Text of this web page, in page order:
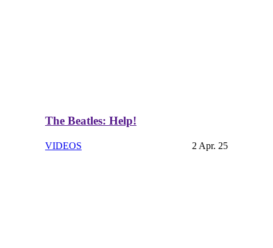
The Beatles: Help!
VIDEOS 2 Apr. 25